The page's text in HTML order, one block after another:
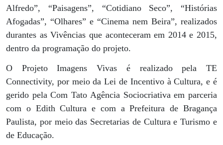
Alfredo”, “Paisagens”, “Cotidiano Seco”, “Histórias
Afogadas”, “Olhares” e “Cinema nem Beira”, realizados
durantes as Vivências que aconteceram em 2014 e 2015,
dentro da programação do projeto.
O Projeto Imagens Vivas é realizado pela TE
Connectivity, por meio da Lei de Incentivo à Cultura, e é
gerido pela Com Tato Agência Sociocriativa em parceria
com o Edith Cultura e com a Prefeitura de Bragança
Paulista, por meio das Secretarias de Cultura e Turismo e
de Educação.